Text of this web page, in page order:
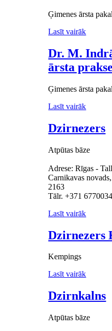
Ģimenes ārsta
Lasīt vairāk
Dr. M.
ārsta prakse
Ģimenes ārsta
Lasīt vairāk
Dzirnezers
Atpūtas bāze
Adrese: Rīgas -
Carnikavas
2163
Tālr. +371
Lasīt vairāk
Dzirnezers
Kempings
Lasīt vairāk
Dzirnkalns
Atpūtas bāze